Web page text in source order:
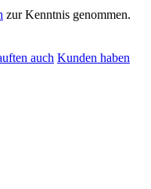
zur Kenntnis genommen.
auch Kunden haben